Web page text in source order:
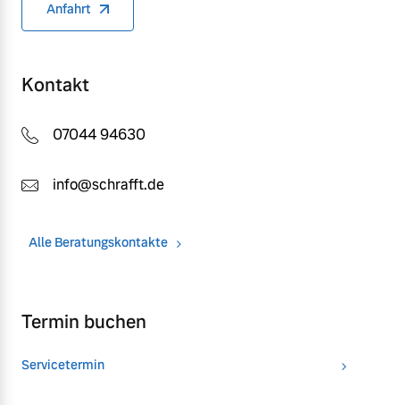
Anfahrt
Kontakt
07044 94630
info@schrafft.de
Alle Beratungskontakte
Termin buchen
Servicetermin